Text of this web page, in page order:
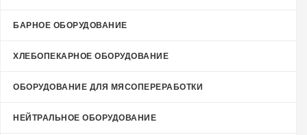
БАРНОЕ ОБОРУДОВАНИЕ
ХЛЕБОПЕКАРНОЕ ОБОРУДОВАНИЕ
ОБОРУДОВАНИЕ ДЛЯ МЯСОПЕРЕРАБОТКИ
НЕЙТРАЛЬНОЕ ОБОРУДОВАНИЕ